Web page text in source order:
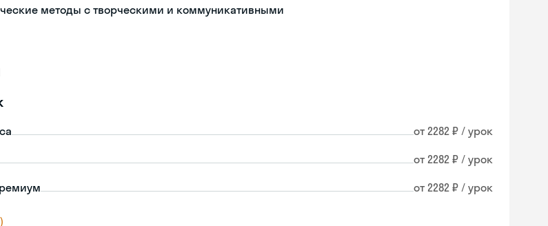
методы с творческими и коммуникативными
от 2282 ₽ / урок
от 2282 ₽ / урок
от 2282 ₽ / урок